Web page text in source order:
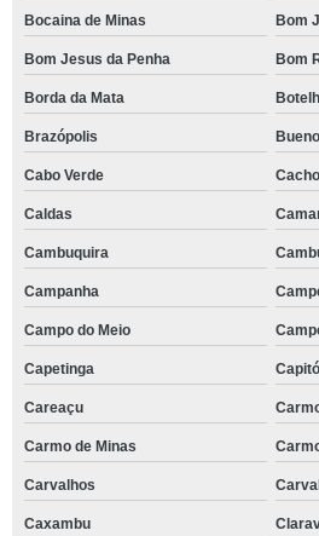
Bocaina de Minas Bom
Bom Jesus da Penha Bom
Borda da Mata
Brazópolis
Cabo Verde
Caldas
Cambuquira
Campanha
Campo do Meio
Capetinga
Careaçu
Carmo de Minas
Carvalhos
Caxambu